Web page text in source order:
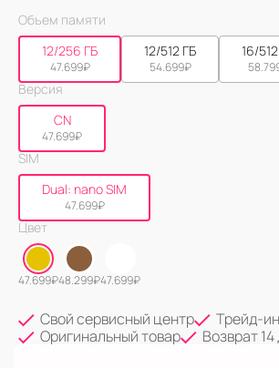
Объем памяти
12/256 ГБ
47.699₽
12/512 ГБ
54.699₽
16/
Версия
CN
47.699₽
SIM
Dual: nano SIM
47.699₽
Цвет
47.699₽48.299₽47.699₽
Свой сервисный центр
Трейд-ин
Оригинальный товар
Возврат